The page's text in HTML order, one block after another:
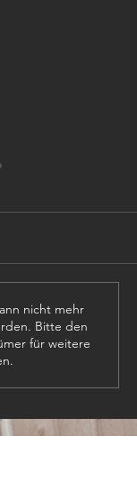
(m,w,d)
nicht mehr
Bitte den
für weitere